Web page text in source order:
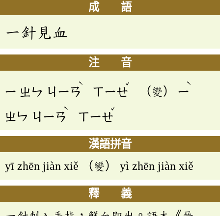
成 語
一針見血
注 音
ㄧ ㄓㄣ ㄐㄧㄢ
ˋ
ㄒㄧㄝ
ˇ
（變） ㄧ
ˋ
ㄓㄣ ㄐㄧㄢ
ˋ
ㄒㄧㄝ
ˇ
漢語拼音
yī zhēn jiàn xiě （變） yì zhēn jiàn xiě
釋 義